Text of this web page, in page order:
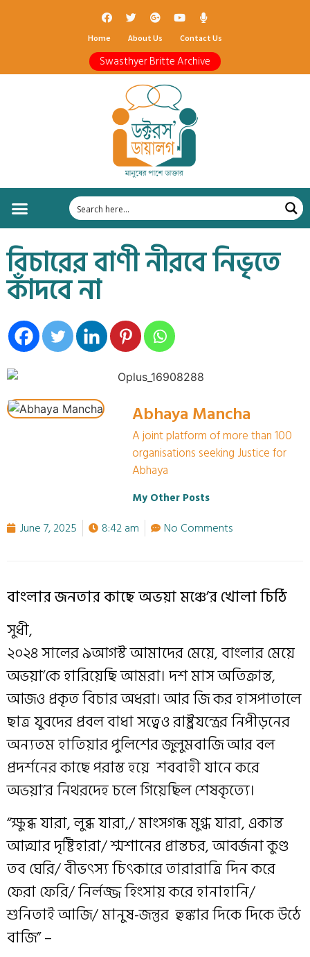
Home About Us Contact Us
Swasthyer Britte Archive
বিচারের বাণী নীরবে নিভৃতে
কাঁদবে না
Abhaya Mancha
A joint platform of more than 100
organisations seeking Justice for
Abhaya
My Other Posts
June 7, 2025 8:42 am No Comments
বাংলার জনতার কাছে অভয়া মঞ্চে’র খোলা চিঠি
সুধী,
২০২৪ সালের ৯আগস্ট আমাদের মেয়ে, বাংলার মেয়ে
অভয়া’কে হারিয়েছি আমরা। দশ মাস অতিক্রান্ত,
আজও প্রকৃত বিচার অধরা। আর জি কর হাসপাতালে
ছাত্র যুবদের প্রবল বাধা সত্বেও রাষ্ট্রযন্ত্রের নিপীড়নের
অন্যতম হাতিয়ার পুলিশের জুলুমবাজি আর বল
প্রদর্শনের কাছে পরাস্ত হয়ে শববাহী যানে করে
অভয়া’র নিথরদেহ চলে গিয়েছিল শেষকৃত্যে।
“ক্ষুব্ধ যারা, লুব্ধ যারা,/ মাংসগন্ধ মুগ্ধ যারা, একান্ত
আত্মার দৃষ্টিহারা/ শ্মশানের প্রান্তচর, আবর্জনা কুণ্ড
তব ঘেরি/ বীভৎস্য চিৎকারে তারারাত্রি দিন করে
ফেরা ফেরি/ নির্লজ্জ হিংসায় করে হানাহানি/
শুনিতাই আজি/ মানুষ-জন্তুর হুঙ্কার দিকে দিকে উঠে
বাজি” –